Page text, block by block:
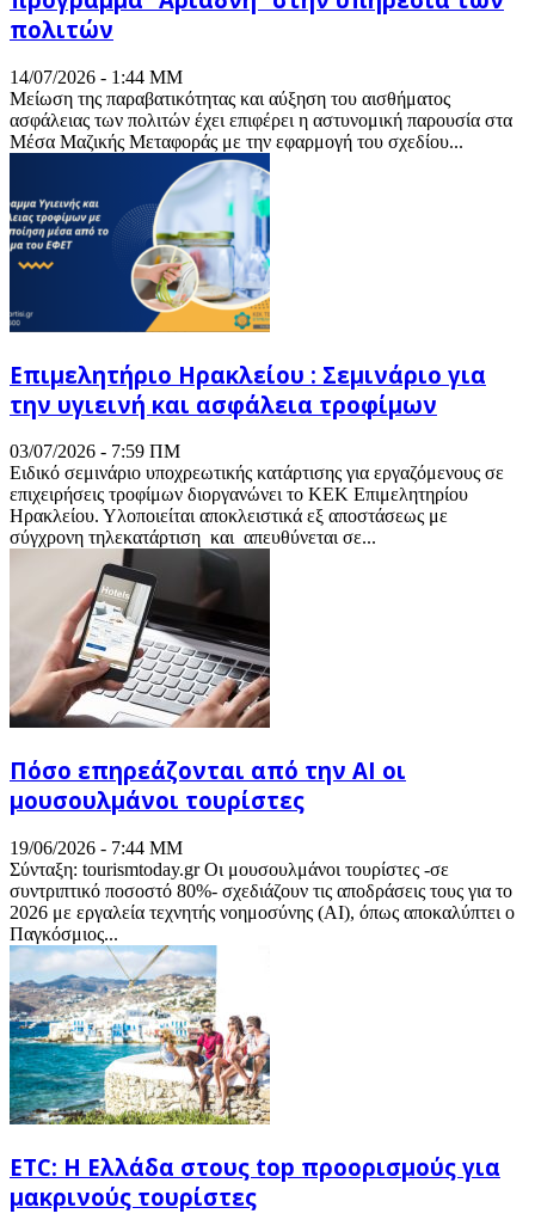
πολιτών
14/07/2026 - 1:44 ΜΜ
Μείωση της παραβατικότητας και αύξηση του αισθήματος
ασφάλειας των πολιτών έχει επιφέρει η αστυνομική παρουσία στα
Μέσα Μαζικής Μεταφοράς με την εφαρμογή του σχεδίου...
Επιμελητήριο Ηρακλείου : Σεμινάριο για
την υγιεινή και ασφάλεια τροφίμων
03/07/2026 - 7:59 ΠΜ
Ειδικό σεμινάριο υποχρεωτικής κατάρτισης για εργαζόμενους σε
επιχειρήσεις τροφίμων διοργανώνει το ΚΕΚ Επιμελητηρίου
Ηρακλείου. Υλοποιείται αποκλειστικά εξ αποστάσεως με
σύγχρονη τηλεκατάρτιση και απευθύνεται σε...
Πόσο επηρεάζονται από την ΑΙ οι
μουσουλμάνοι τουρίστες
19/06/2026 - 7:44 ΜΜ
Σύνταξη: tourismtoday.gr Οι μουσουλμάνοι τουρίστες -σε
συντριπτικό ποσοστό 80%- σχεδιάζουν τις αποδράσεις τους για το
2026 με εργαλεία τεχνητής νοημοσύνης (AI), όπως αποκαλύπτει ο
Παγκόσμιος...
ETC: Η Ελλάδα στους top προορισμούς για
μακρινούς τουρίστες